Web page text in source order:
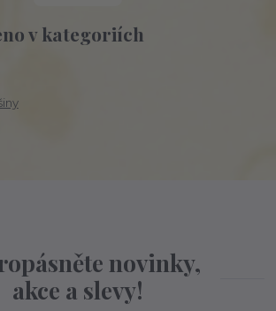
v kategoriích
novinky,
akce a slevy!